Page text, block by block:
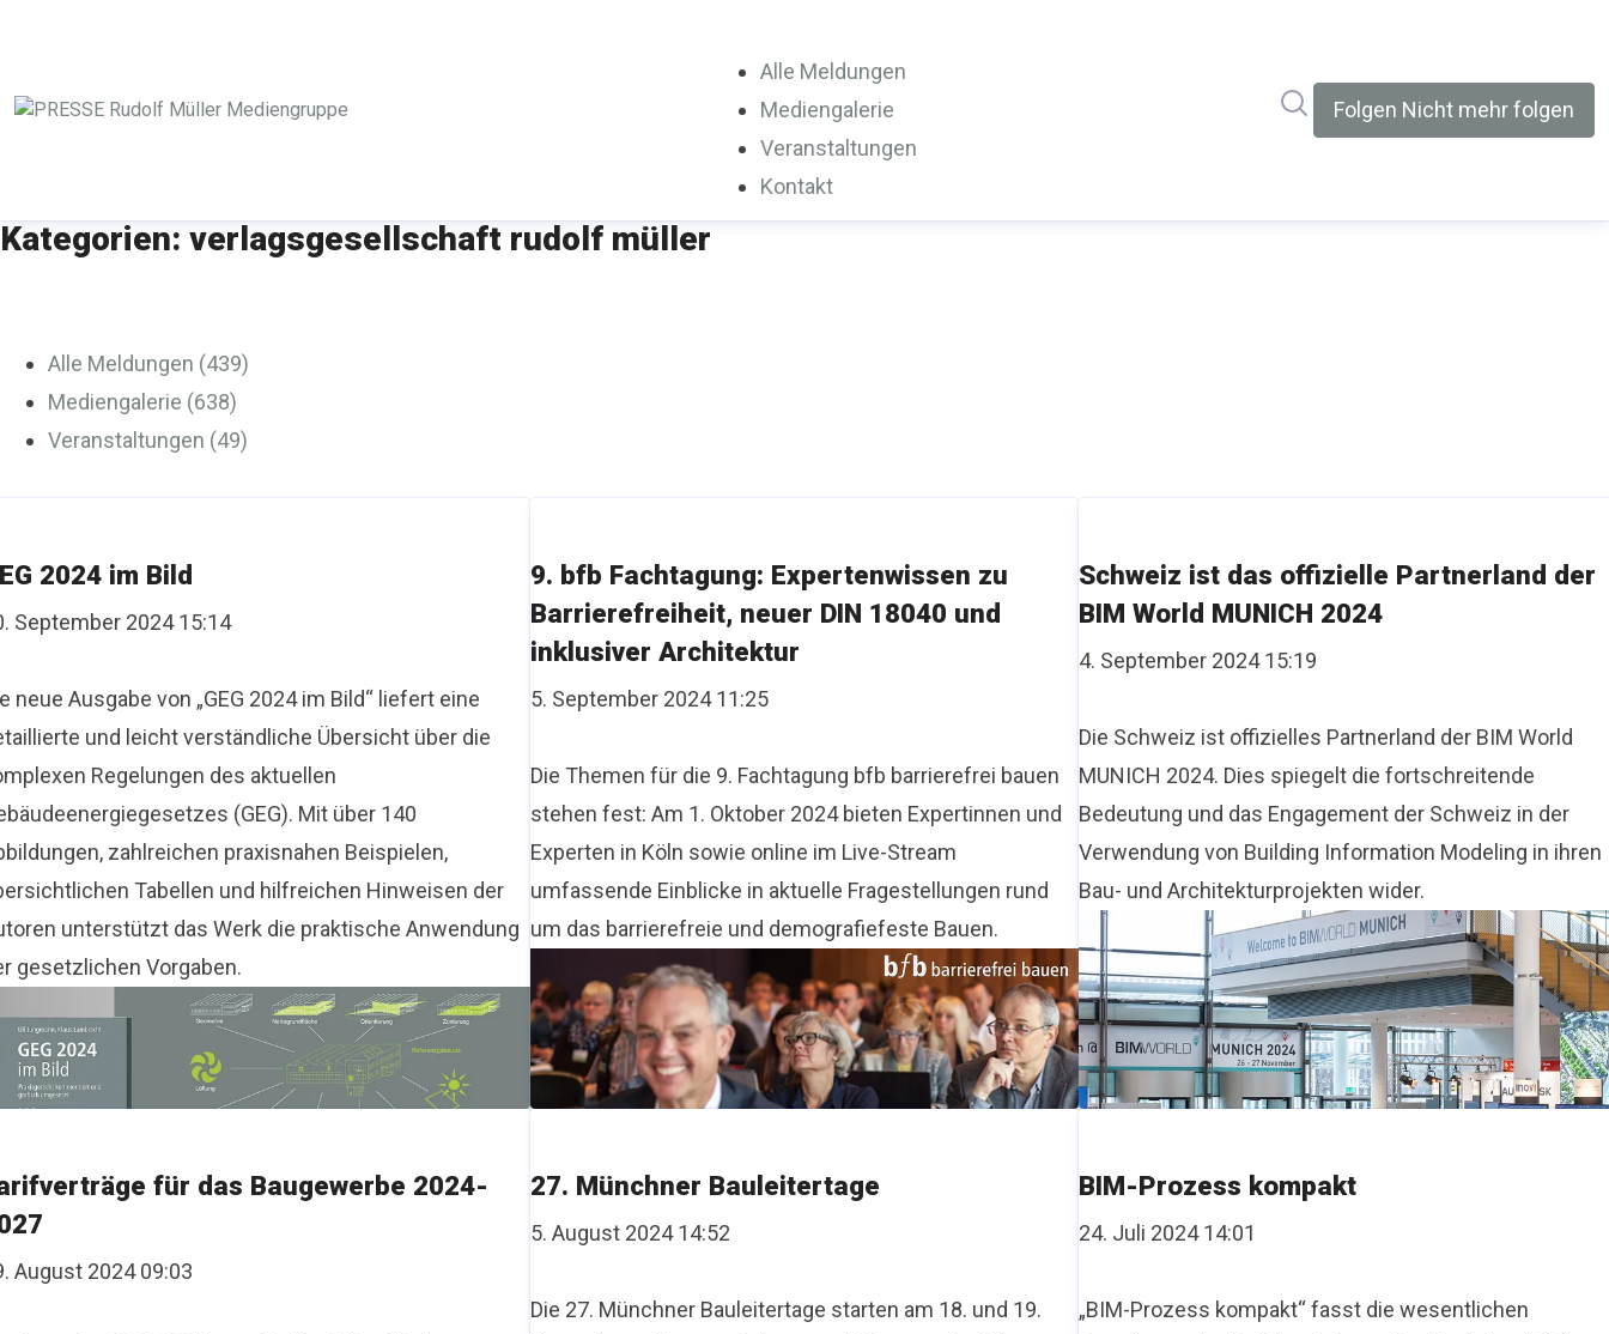
Alle Meldungen
Mediengalerie
Veranstaltungen
Kontakt
Im Newsroom suchen
Folgen Nicht mehr folgen
Kategorien: verlagsgesellschaft rudolf müller
Alle Meldungen (439)
Mediengalerie (638)
Veranstaltungen (49)
2024 im Bild
September 2024 15:14
neue Ausgabe von „GEG 2024 im Bild“ liefert eine
und leicht verständliche Übersicht über die
Regelungen des aktuellen
(GEG). Mit über 140
zahlreichen praxisnahen Beispielen,
Tabellen und hilfreichen Hinweisen der
unterstützt das Werk die praktische Anwendung
gesetzlichen Vorgaben.
9. bfb Fachtagung: Expertenwissen zu
Barrierefreiheit, neuer DIN 18040 und
inklusiver Architektur
5. September 2024 11:25
Die Themen für die 9. Fachtagung bfb barrierefrei bauen
stehen fest: Am 1. Oktober 2024 bieten Expertinnen und
Experten in Köln sowie online im Live-Stream
umfassende Einblicke in aktuelle Fragestellungen rund
um das barrierefreie und demografiefeste Bauen.
Schweiz ist das offizielle Partnerland der
BIM World MUNICH 2024
4. September 2024 15:19
Die Schweiz ist offizielles Partnerland der BIM World
MUNICH 2024. Dies spiegelt die fortschreitende
Bedeutung und das Engagement der Schweiz in der
Verwendung von Building Information Modeling in ihren
Bau- und Architekturprojekten wider.
für das Baugewerbe 2024-
August 2024 09:03
27. Münchner Bauleitertage
5. August 2024 14:52
Die 27. Münchner Bauleitertage starten am 18. und 19.
BIM-Prozess kompakt
24. Juli 2024 14:01
„BIM-Prozess kompakt“ fasst die wesentlichen